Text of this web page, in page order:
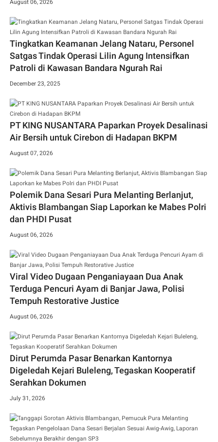
August 06, 2026
Tingkatkan Keamanan Jelang Nataru, Personel
Satgas Tindak Operasi Lilin Agung Intensifkan
Patroli di Kawasan Bandara Ngurah Rai
December 23, 2025
PT KING NUSANTARA Paparkan Proyek Desalinasi
Air Bersih untuk Cirebon di Hadapan BKPM
August 07, 2026
Polemik Dana Sesari Pura Melanting Berlanjut,
Aktivis Blambangan Siap Laporkan ke Mabes Polri
dan PHDI Pusat
August 06, 2026
Viral Video Dugaan Penganiayaan Dua Anak
Terduga Pencuri Ayam di Banjar Jawa, Polisi
Tempuh Restorative Justice
August 06, 2026
Dirut Perumda Pasar Benarkan Kantornya
Digeledah Kejari Buleleng, Tegaskan Kooperatif
Serahkan Dokumen
July 31, 2026